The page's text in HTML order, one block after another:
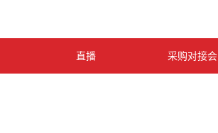
直播 采购对接会